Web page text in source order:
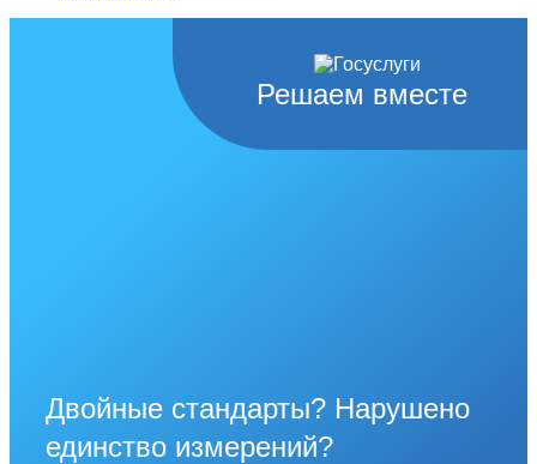
Решаем вместе
Двойные стандарты? Нарушено
единство измерений?